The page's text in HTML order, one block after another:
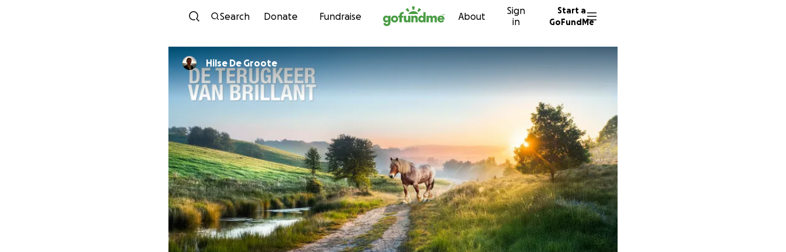
Skip to content
Search Donate Fundraise About
Sign
in
Start a
GoFundMe
Hilse De Groote